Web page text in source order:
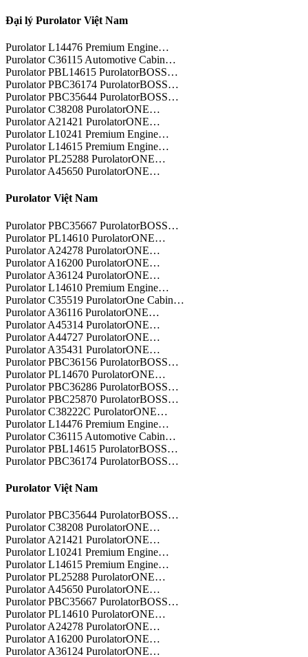
Đại lý Purolator Việt Nam
Purolator L14476 Premium Engine…
Purolator C36115 Automotive Cabin…
Purolator PBL14615 PurolatorBOSS…
Purolator PBC36174 PurolatorBOSS…
Purolator PBC35644 PurolatorBOSS…
Purolator C38208 PurolatorONE…
Purolator A21421 PurolatorONE…
Purolator L10241 Premium Engine…
Purolator L14615 Premium Engine…
Purolator PL25288 PurolatorONE…
Purolator A45650 PurolatorONE…
Purolator Việt Nam
Purolator PBC35667 PurolatorBOSS…
Purolator PL14610 PurolatorONE…
Purolator A24278 PurolatorONE…
Purolator A16200 PurolatorONE…
Purolator A36124 PurolatorONE…
Purolator L14610 Premium Engine…
Purolator C35519 PurolatorOne Cabin…
Purolator A36116 PurolatorONE…
Purolator A45314 PurolatorONE…
Purolator A44727 PurolatorONE…
Purolator A35431 PurolatorONE…
Purolator PBC36156 PurolatorBOSS…
Purolator PL14670 PurolatorONE…
Purolator PBC36286 PurolatorBOSS…
Purolator PBC25870 PurolatorBOSS…
Purolator C38222C PurolatorONE…
Purolator L14476 Premium Engine…
Purolator C36115 Automotive Cabin…
Purolator PBL14615 PurolatorBOSS…
Purolator PBC36174 PurolatorBOSS…
Purolator Việt Nam
Purolator PBC35644 PurolatorBOSS…
Purolator C38208 PurolatorONE…
Purolator A21421 PurolatorONE…
Purolator L10241 Premium Engine…
Purolator L14615 Premium Engine…
Purolator PL25288 PurolatorONE…
Purolator A45650 PurolatorONE…
Purolator PBC35667 PurolatorBOSS…
Purolator PL14610 PurolatorONE…
Purolator A24278 PurolatorONE…
Purolator A16200 PurolatorONE…
Purolator A36124 PurolatorONE…